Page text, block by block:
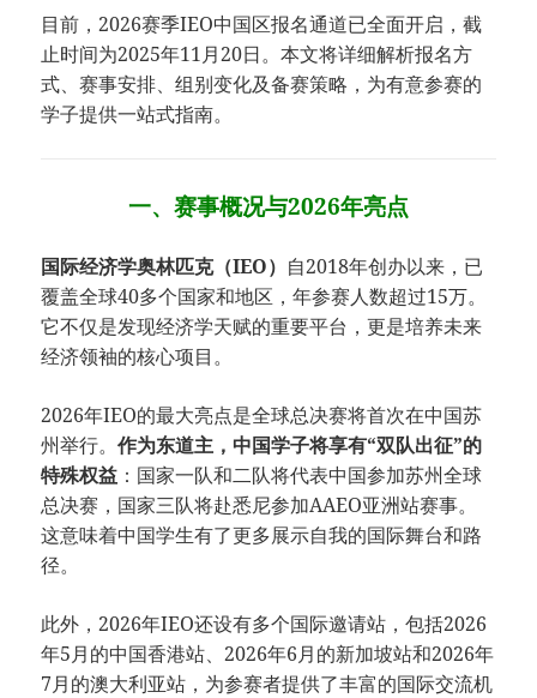
目前，2026赛季IEO中国区报名通道已全面开启，截
止时间为2025年11月20日。本文将详细解析报名方
式、赛事安排、组别变化及备赛策略，为有意参赛的
学子提供一站式指南。
一、赛事概况与2026年亮点
国际经济学奥林匹克（IEO） 自2018年创办以来，已
覆盖全球40多个国家和地区，年参赛人数超过15万。
它不仅是发现经济学天赋的重要平台，更是培养未来
经济领袖的核心项目。
2026年IEO的最大亮点是全球总决赛将首次在中国苏
州举行。​​作为东道主，中国学子将享有“双队出征”的
特殊权益​ ​：国家一队和二队将代表中国参加苏州全球
总决赛，国家三队将赴悉尼参加AAEO亚洲站赛事。
这意味着中国学生有了更多展示自我的国际舞台和路
径。
此外，2026年IEO还设有多个国际邀请站，包括2026
年5月的中国香港站、2026年6月的新加坡站和2026年
7月的澳大利亚站，为参赛者提供了丰富的国际交流机